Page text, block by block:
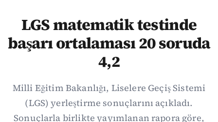
LGS matematik testinde
başarı ortalaması 20 soruda
4,2
Milli Eğitim Bakanlığı, Liselere Geçiş Sistemi
(LGS) yerleştirme sonuçlarını açıkladı.
Sonuçlarla birlikte yayımlanan rapora göre,